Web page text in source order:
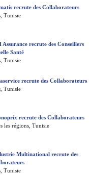
recrute des Collaborateurs
Tunisie
Assurance recrute des Conseillers
Santé
Tunisie
recrute des Collaborateurs
Tunisie
recrute des Collaborateurs
les régions, Tunisie
Multinational recrute des
Tunisie